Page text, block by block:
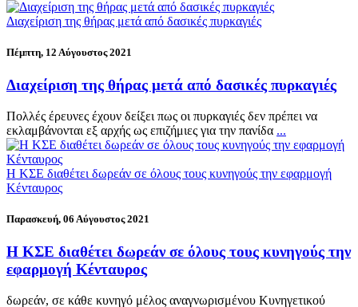
Διαχείριση της θήρας μετά από δασικές πυρκαγιές
Πέμπτη, 12 Αύγουστος 2021
Διαχείριση της θήρας μετά από δασικές πυρκαγιές
Πολλές έρευνες έχουν δείξει πως οι πυρκαγιές δεν πρέπει να
εκλαμβάνονται εξ αρχής ως επιζήμιες για την πανίδα ...
Η ΚΣΕ διαθέτει δωρεάν σε όλους τους κυνηγούς την εφαρμογή
Κένταυρος
Παρασκευή, 06 Αύγουστος 2021
Η ΚΣΕ διαθέτει δωρεάν σε όλους τους κυνηγούς την
εφαρμογή Κένταυρος
δωρεάν, σε κάθε κυνηγό μέλος αναγνωρισμένου Κυνηγετικού